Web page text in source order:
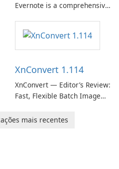
Evernote is a comprehensive
software designed to help
users capture, organize, and
access information across
XnConvert 1.114
XnConvert — Editor’s Review:
Fast, Flexible Batch Image
macOS and Linux XnConvert
mais recentes